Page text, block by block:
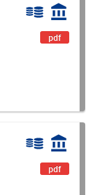
pdf
pdf